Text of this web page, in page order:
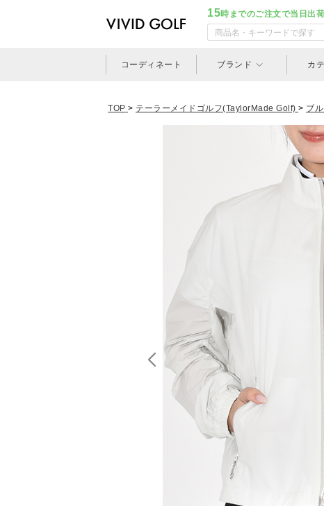
15時までのご注文で当日出
コーディネート ブランド カ
TOP > テーラーメイドゴルフ(TaylorMade Golf) > ブ